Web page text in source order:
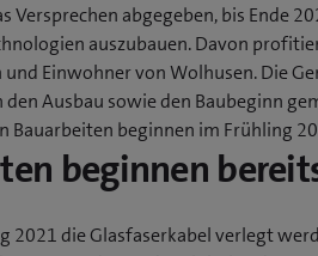
Versprechen abgegeben, bis Ende
auszubauen. Davon
Einwohner von Wolhusen. Die
den Ausbau sowie den Baubeginn
Bauarbeiten beginnen im Frühling
beginnen
2021 die Glasfaserkabel verlegt